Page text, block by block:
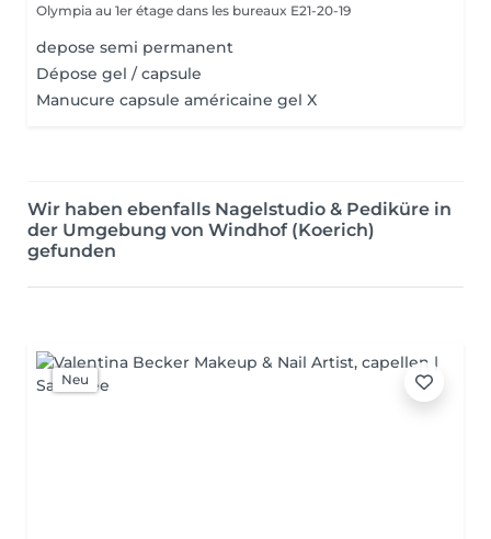
Olympia au 1er étage dans les bureaux E21-20-19
depose semi permanent
Dépose gel / capsule
Manucure capsule américaine gel X
Wir haben ebenfalls Nagelstudio & Pediküre in
der Umgebung von Windhof (Koerich)
gefunden
Neu